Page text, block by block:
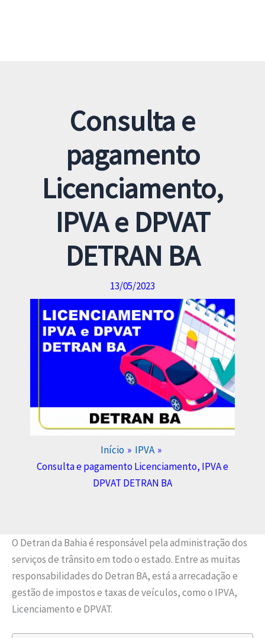
Consulta e
pagamento
Licenciamento,
IPVA e DPVAT
DETRAN BA
13/05/2023
Início
IPVA
Consulta e pagamento Licenciamento, IPVA e
DPVAT DETRAN BA
O Detran da Bahia é responsável pela administração dos
serviços de trânsito em todo o estado. Entre as muitas
responsabilidades do Detran BA, está a arrecadação e
gestão de impostos e taxas de veículos, como o IPVA,
Licenciamento e DPVAT.